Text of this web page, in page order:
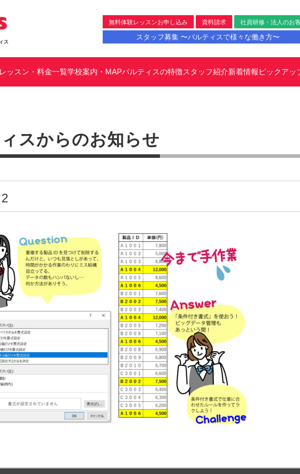
ス
無料体験レッスンお申し込み 資料請求 社員研修・法人のお
スタッフ募集 〜パルティスで様々な働き方〜
レッスン・料金一覧学校案内・MAPパルティスの特徴スタッフ紹介新着情報ピックアッ
スからのお知らせ